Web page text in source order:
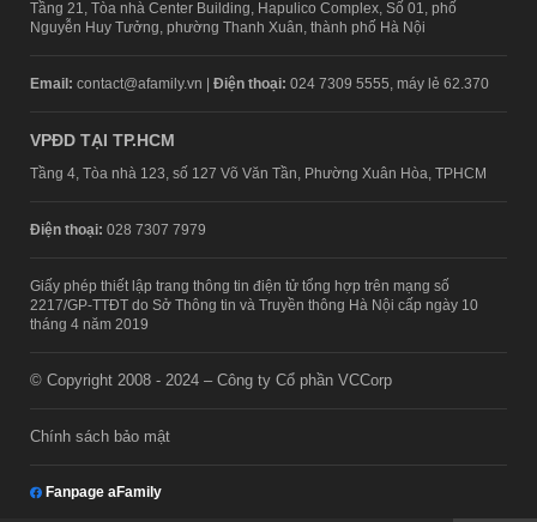
Tầng 21, Tòa nhà Center Building, Hapulico Complex, Số 01, phố
Nguyễn Huy Tưởng, phường Thanh Xuân, thành phố Hà Nội
Email: contact@afamily.vn | Điện thoại: 024 7309 5555, máy lẻ 62.370
VPĐD TẠI TP.HCM
Tầng 4, Tòa nhà 123, số 127 Võ Văn Tần, Phường Xuân Hòa, TPHCM
Điện thoại: 028 7307 7979
Giấy phép thiết lập trang thông tin điện tử tổng hợp trên mạng số
2217/GP-TTĐT do Sở Thông tin và Truyền thông Hà Nội cấp ngày 10
tháng 4 năm 2019
© Copyright 2008 - 2024 – Công ty Cổ phần VCCorp
Chính sách bảo mật
Fanpage aFamily